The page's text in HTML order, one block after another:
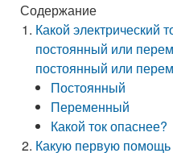
Содержание
Какой электрический
постоянный или
постоянный или
Постоянный
Переменный
Какой ток опаснее?
Какую первую помощь